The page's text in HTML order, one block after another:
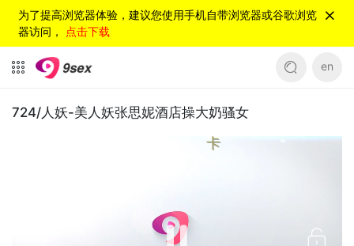
为了提高浏览器体验，建议您使用手机自带浏览器或谷歌浏览
器访问， 点击下载
en
724/人妖-美人妖张思妮酒店操大奶骚女